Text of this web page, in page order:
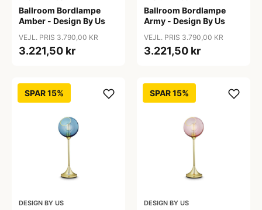
Ballroom Bordlampe
Amber - Design By Us
VEJL. PRIS 3.790,00 KR
3.221,50 kr
Ballroom Bordlampe
Army - Design By Us
VEJL. PRIS 3.790,00 KR
3.221,50 kr
SPAR 15%
DESIGN BY US
SPAR 15%
DESIGN BY US